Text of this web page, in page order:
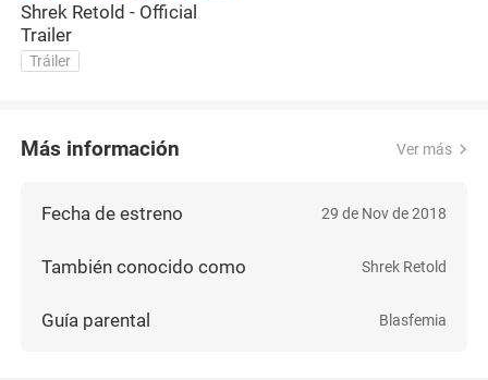
Shrek Retold - Official
Trailer
Tráiler
Más información Ver más
Fecha de estreno 29 de Nov de 2018
También conocido como Shrek Retold
Guía parental Blasfemia